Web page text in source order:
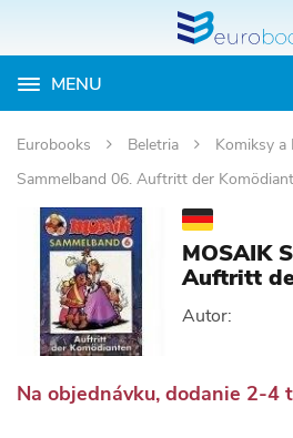
MENU
Eurobooks Beletria Komiksy a
Sammelband 06. Auftritt der
MOSAIK
Auftritt
Autor:
Na objednávku, dodanie 2-4